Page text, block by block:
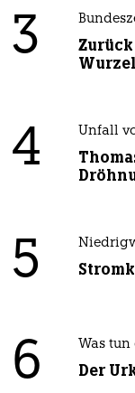
3
4 Unfall
5
6 Was
Der